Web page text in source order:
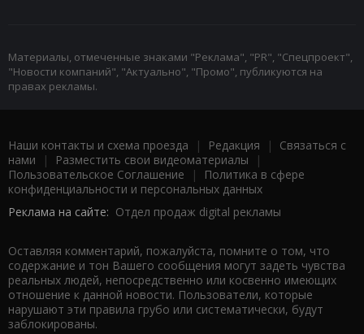
Материалы, отмеченные знаками "Реклама", "PR", "Спецпроект",
"Новости компаний", "Актуально", "Промо", публикуются на
правах рекламы.
Наши контакты и схема проезда | Редакция | Связаться с
нами | Разместить свои видеоматериалы |
Пользовательское Соглашение |
Политика в сфере
конфиденциальности и персональных данных
Реклама на сайте: Отдел продаж digital рекламы
Оставляя комментарий, пожалуйста, помните о том, что
содержание и тон Вашего сообщения могут задеть чувства
реальных людей, непосредственно или косвенно имеющих
отношение к данной новости. Пользователи, которые
нарушают эти правила грубо или систематически, будут
заблокированы.